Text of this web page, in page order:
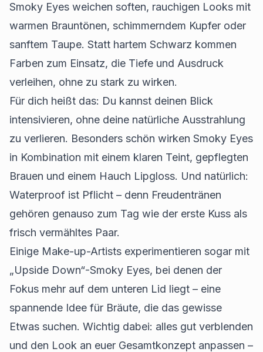
Smoky Eyes weichen soften, rauchigen Looks mit
warmen Brauntönen, schimmerndem Kupfer oder
sanftem Taupe. Statt hartem Schwarz kommen
Farben zum Einsatz, die Tiefe und Ausdruck
verleihen, ohne zu stark zu wirken.
Für dich heißt das: Du kannst deinen Blick
intensivieren, ohne deine natürliche Ausstrahlung
zu verlieren. Besonders schön wirken Smoky Eyes
in Kombination mit einem klaren Teint, gepflegten
Brauen und einem Hauch Lipgloss. Und natürlich:
Waterproof ist Pflicht – denn Freudentränen
gehören genauso zum Tag wie der erste Kuss als
frisch vermähltes Paar.
Einige Make-up-Artists experimentieren sogar mit
„Upside Down“-Smoky Eyes, bei denen der
Fokus mehr auf dem unteren Lid liegt – eine
spannende Idee für Bräute, die das gewisse
Etwas suchen. Wichtig dabei: alles gut verblenden
und den Look an euer Gesamtkonzept anpassen –